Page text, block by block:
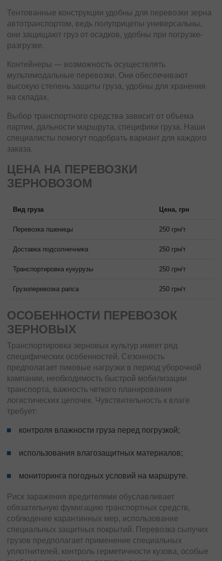
Тентованные конструкции удобны для перевозки зерна
автотранспортом, ведь полуприцепы универсальны,
они защищают груз от осадков, удобны при погрузке-
разгрузке.
Контейнеры — возможность осуществлять
мультимодальные перевозки. Они обеспечивают
высокую степень защиты груза, удобны для хранения
на складах.
Выбор транспортного средства зависит от объема
партии, дальности маршрута, специфики груза. Наши
специалисты помогут подобрать вариант для каждого
заказа.
ЦЕНА НА ПЕРЕВОЗКИ
ЗЕРНОВОЗОМ
Вид груза Цена, грн
Перевозка пшеницы 250 грн/т
Доставка подсолнечника 250 грн/т
Транспортировка кукурузы 250 грн/т
Грузоперевозка рапса 250 грн/т
ОСОБЕННОСТИ ПЕРЕВОЗОК
ЗЕРНОВЫХ
Транспортировка зерновых культур имеет ряд
специфических особенностей. Сезонность
предполагает пиковые нагрузки в период уборочной
кампании, необходимость быстрой мобилизации
транспорта, важность четкого планирования
логистических цепочек. Чувствительность к влаге
требует:
контроля влажности груза перед погрузкой;
использования влагозащитных материалов;
мониторинга погодных условий на маршруте.
Риск заражения вредителями обуславливает
обязательную фумигацию транспортных средств,
соблюдение карантинных мер, использование
специальных защитных покрытий. Перевозка сыпучих
грузов предполагает применение специальных
уплотнителей, контроль герметичности кузова, особые